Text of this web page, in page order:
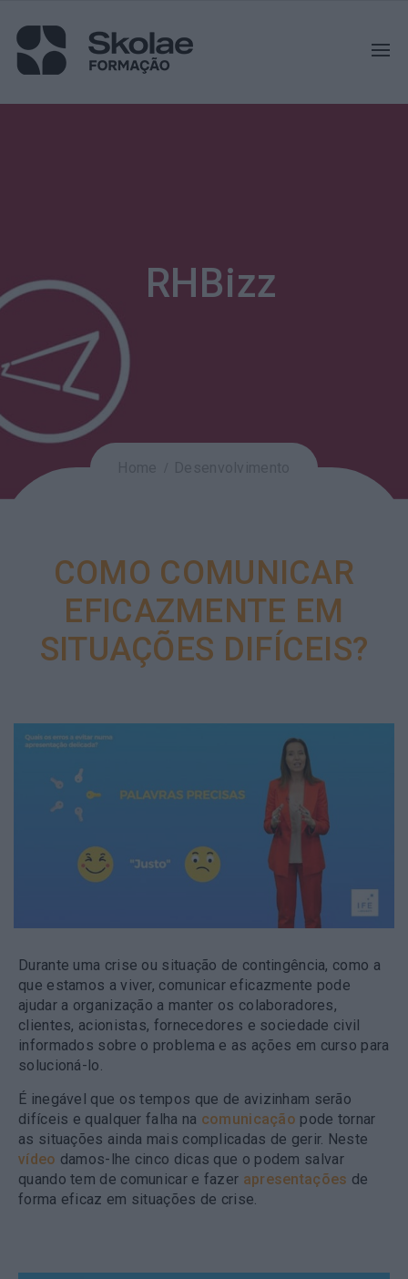
RHBizz
COMO COMUNICAR
EFICAZMENTE EM
SITUAÇÕES DIFÍCEIS?
Durante uma crise ou situação de contingência, como a
que estamos a viver, comunicar eficazmente pode
ajudar a organização a manter os colaboradores,
clientes, acionistas, fornecedores e sociedade civil
informados sobre o problema e as ações em curso para
solucioná-lo.
É inegável que os tempos que de avizinham serão
difíceis e qualquer falha na comunicação pode tornar
as situações ainda mais complicadas de gerir. Neste
vídeo damos-lhe cinco dicas que o podem salvar
quando tem de comunicar e fazer apresentações de
forma eficaz em situações de crise.